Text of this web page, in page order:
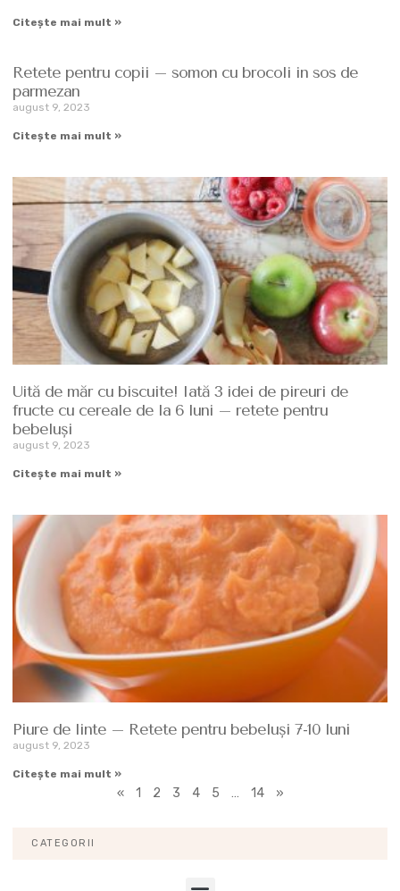
Citește mai mult »
Retete pentru copii – somon cu brocoli in sos de
parmezan
august 9, 2023
Citește mai mult »
Uită de măr cu biscuite! Iată 3 idei de pireuri de
fructe cu cereale de la 6 luni – retete pentru
bebeluşi
august 9, 2023
Citește mai mult »
Piure de linte – Retete pentru bebeluşi 7-10 luni
august 9, 2023
Citește mai mult »
« 1 2 3 4 5 … 14 »
CATEGORII